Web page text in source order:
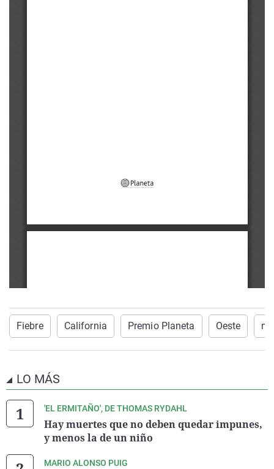
Fiebre California Premio Planeta Oeste
LO MÁS
'EL ERMITAÑO', DE THOMAS RYDAHL
Hay muertes que no deben quedar impunes,
y menos la de un niño
MARIO ALONSO PUIG